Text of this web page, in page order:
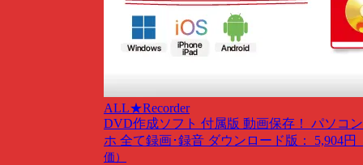
ALL★Recorder
DVD作成ソフト 付属版 動画保存！ パソコ
ホ 全て録画･録音 ダウンロード版： 5,904円
価）